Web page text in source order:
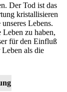
Der Tod ist das
kristallisieren
Lebens.
zu haben,
für den Einfluß
Leben als die